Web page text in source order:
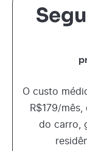
O custo
R$179/mês,
do carro,